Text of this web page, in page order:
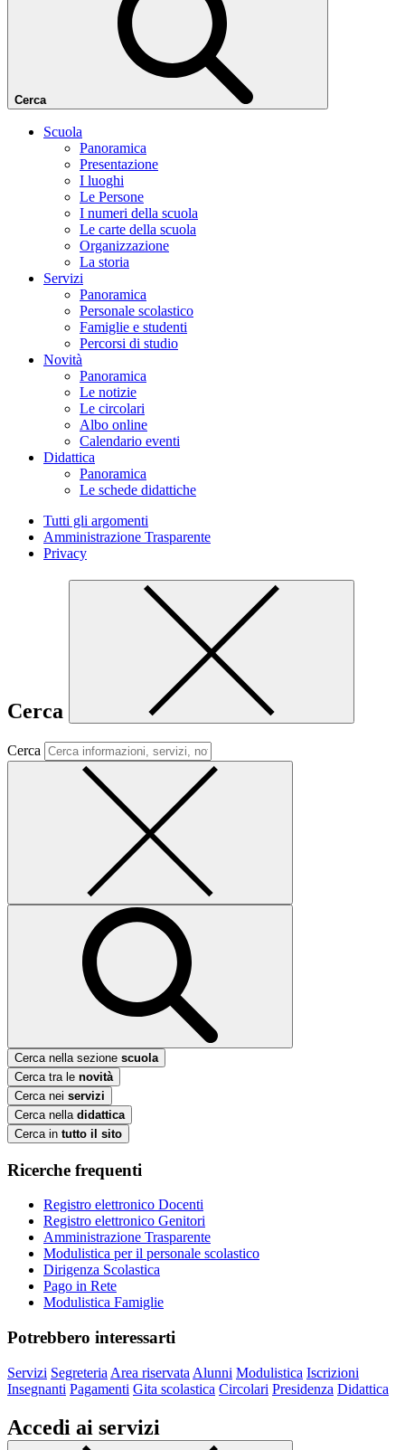
Cerca
Scuola
Panoramica
Presentazione
I luoghi
Le Persone
I numeri della scuola
Le carte della scuola
Organizzazione
La storia
Servizi
Panoramica
Personale scolastico
Famiglie e studenti
Percorsi di studio
Novità
Panoramica
Le notizie
Le circolari
Albo online
Calendario eventi
Didattica
Panoramica
Le schede didattiche
Tutti gli argomenti
Amministrazione Trasparente
Privacy
Cerca
Cerca
Cerca nella sezione scuola
Cerca tra le novità
Cerca nei servizi
Cerca nella didattica
Cerca in tutto il sito
Ricerche frequenti
Registro elettronico Docenti
Registro elettronico Genitori
Amministrazione Trasparente
Modulistica per il personale scolastico
Dirigenza Scolastica
Pago in Rete
Modulistica Famiglie
Potrebbero interessarti
Servizi Segreteria Area riservata Alunni Modulistica Iscrizioni
Insegnanti Pagamenti Gita scolastica Circolari Presidenza Didattica
Accedi ai servizi